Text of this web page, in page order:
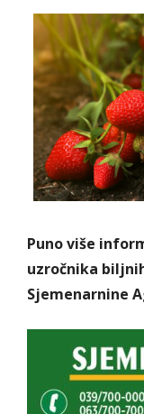
Puno više
uzročnika
Sjemenarnine